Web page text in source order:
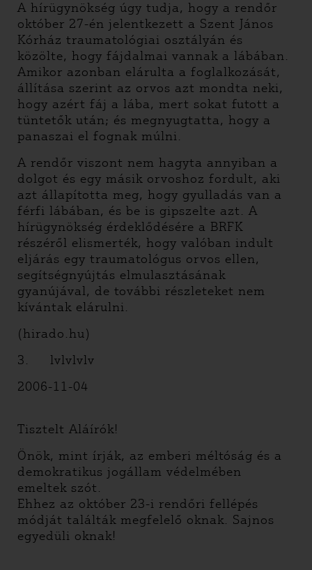
A hírügynökség úgy tudja, hogy a rendőr
október 27-én jelentkezett a Szent János
Kórház traumatológiai osztályán és
közölte, hogy fájdalmai vannak a lábában.
Amikor azonban elárulta a foglalkozását,
állítása szerint az orvos azt mondta neki,
hogy azért fáj a lába, mert sokat futott a
tüntetők után; és megnyugtatta, hogy a
panaszai el fognak múlni.
A rendőr viszont nem hagyta annyiban a
dolgot és egy másik orvoshoz fordult, aki
azt állapította meg, hogy gyulladás van a
férfi lábában, és be is gipszelte azt. A
hírügynökség érdeklődésére a BRFK
részéről elismerték, hogy valóban indult
eljárás egy traumatológus orvos ellen,
segítségnyújtás elmulasztásának
gyanújával, de további részleteket nem
kívántak elárulni.
(hirado.hu)
3. lvlvlvlv
2006-11-04
Tisztelt Aláírók!
Önök, mint írják, az emberi méltóság és a
demokratikus jogállam védelmében
emeltek szót.
Ehhez az október 23-i rendőri fellépés
módját találták megfelelő oknak. Sajnos
egyedüli oknak!